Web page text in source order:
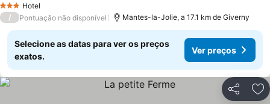
3 EstrelasHotel
/ Pontuação não disponível Mantes-la-Jolie, a 17.1 km de Giverny
Selecione as datas para ver os preços
exatos.
Ver preços
Partilhar